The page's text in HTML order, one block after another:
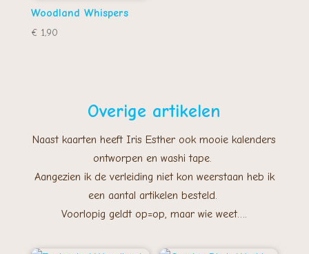
Woodland Whispers
€1,90
Overige artikelen
Naast kaarten heeft Iris Esther ook mooie kalenders
ontworpen en washi tape.
Aangezien ik de verleiding niet kon weerstaan heb ik
een aantal artikelen besteld.
Voorlopig geldt op=op, maar wie weet….